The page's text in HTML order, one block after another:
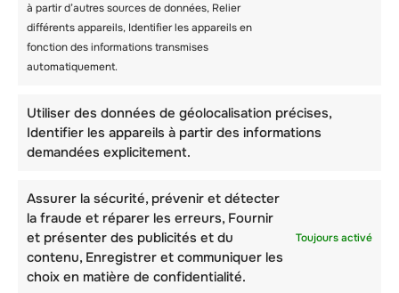
à partir d’autres sources de données, Relier
différents appareils, Identifier les appareils en
fonction des informations transmises
automatiquement.
Utiliser des données de géolocalisation précises,
Identifier les appareils à partir des informations
demandées explicitement.
Assurer la sécurité, prévenir et détecter
la fraude et réparer les erreurs, Fournir
et présenter des publicités et du
contenu, Enregistrer et communiquer les
choix en matière de confidentialité.
Toujours activé